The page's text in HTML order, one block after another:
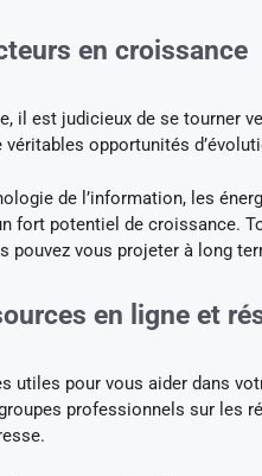
en croissance
il est judicieux de se tourner
véritables opportunités
de l’information, les
fort potentiel de croissance.
pouvez vous projeter à long
en ligne et
utiles pour vous aider dans
professionnels sur les